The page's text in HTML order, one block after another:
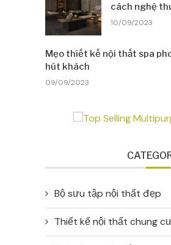
cách nghệ
10/09/2023
Mẹo thiết kế nội thất spa
hút khách
09/09/2023
Bộ sưu tập nội thất đẹp
Thiết kế nội thất chung